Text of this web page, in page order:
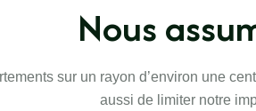
Nous
sur un rayon d’environ une
aussi de limiter notre